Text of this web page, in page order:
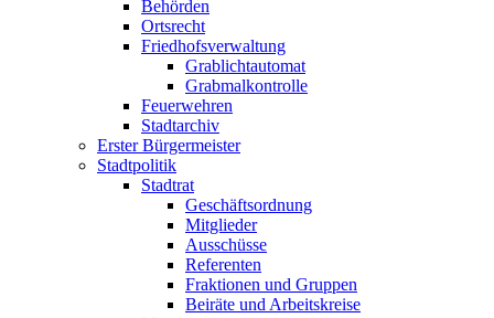
Behörden
Ortsrecht
Friedhofsverwaltung
Grablichtautomat
Grabmalkontrolle
Feuerwehren
Stadtarchiv
Erster Bürgermeister
Stadtpolitik
Stadtrat
Geschäftsordnung
Mitglieder
Ausschüsse
Referenten
Fraktionen und Gruppen
Beiräte und Arbeitskreise